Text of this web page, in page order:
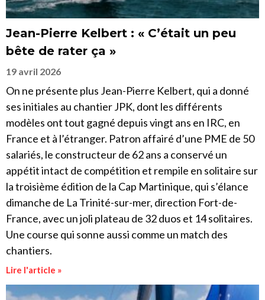
Jean-Pierre Kelbert : « C’était un peu
bête de rater ça »
19 avril 2026
On ne présente plus Jean-Pierre Kelbert, qui a donné
ses initiales au chantier JPK, dont les différents
modèles ont tout gagné depuis vingt ans en IRC, en
France et à l’étranger. Patron affairé d’une PME de 50
salariés, le constructeur de 62 ans a conservé un
appétit intact de compétition et rempile en solitaire sur
la troisième édition de la Cap Martinique, qui s’élance
dimanche de La Trinité-sur-mer, direction Fort-de-
France, avec un joli plateau de 32 duos et 14 solitaires.
Une course qui sonne aussi comme un match des
chantiers.
Lire l'article »